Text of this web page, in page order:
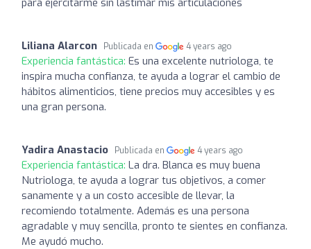
Liliana Alarcon Publicada en 4 years ago
Experiencia fantástica: Es una excelente nutriologa, te
inspira mucha confianza, te ayuda a lograr el cambio de
hábitos alimenticios, tiene precios muy accesibles y es
una gran persona.
Yadira Anastacio Publicada en 4 years ago
Experiencia fantástica: La dra. Blanca es muy buena
Nutriologa, te ayuda a lograr tus objetivos, a comer
sanamente y a un costo accesible de llevar, la
recomiendo totalmente. Además es una persona
agradable y muy sencilla, pronto te sientes en confianza.
Me ayudó mucho.